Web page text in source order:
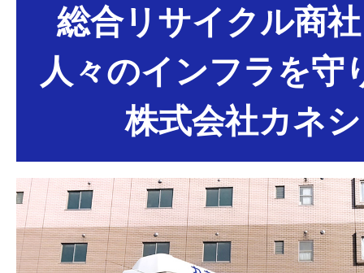
総合リサイクル商
人々のインフラを守
株式会社カネ